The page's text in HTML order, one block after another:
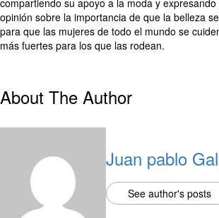
compartiendo su apoyo a la moda y
opinión sobre la importancia de que la belleza
para que las mujeres de todo el mundo se
más fuertes para los que las rodean.
About The Author
Juan pablo
See author's posts